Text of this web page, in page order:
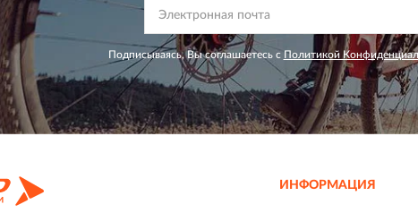
Подписываясь, Вы соглашаетесь с Политикой
ИНФОРМАЦИЯ